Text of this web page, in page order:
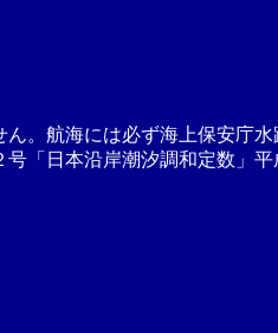
。航海には必ず海上保安庁水
「日本沿岸潮汐調和定数」平